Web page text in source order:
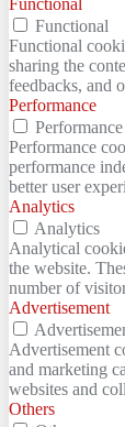
Functional
Functional
Functional
sharing the
feedbacks, and
Performance
Performance
Performance
performance
better user
Analytics
Analytics
Analytical
the website.
number of
Advertisement
Advertisement
and marketing
websites and
Others